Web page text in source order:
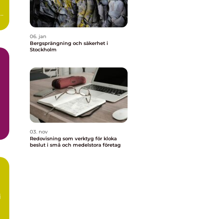
06. jan
Bergsprängning och säkerhet i
Stockholm
03. nov
Redovisning som verktyg för kloka
beslut i små och medelstora företag